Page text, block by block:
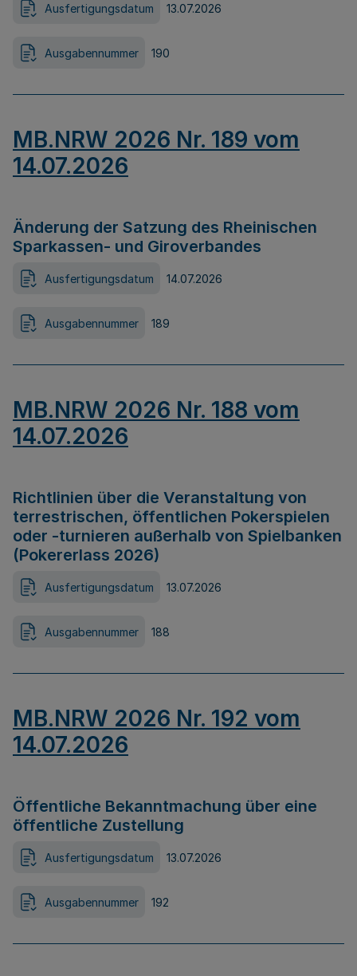
Ausfertigungsdatum 13.07.2026
Ausgabennummer 190
MB.NRW 2026 Nr. 189 vom
14.07.2026
Änderung der Satzung des Rheinischen
Sparkassen- und Giroverbandes
Ausfertigungsdatum 14.07.2026
Ausgabennummer 189
MB.NRW 2026 Nr. 188 vom
14.07.2026
Richtlinien über die Veranstaltung von
terrestrischen, öffentlichen Pokerspielen
oder -turnieren außerhalb von Spielbanken
(Pokererlass 2026)
Ausfertigungsdatum 13.07.2026
Ausgabennummer 188
MB.NRW 2026 Nr. 192 vom
14.07.2026
Öffentliche Bekanntmachung über eine
öffentliche Zustellung
Ausfertigungsdatum 13.07.2026
Ausgabennummer 192